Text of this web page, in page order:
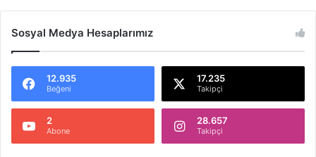
Sosyal Medya Hesaplarımız
12.935
Beğeni
17.235
Takipçi
2
Abone
28.657
Takipçi